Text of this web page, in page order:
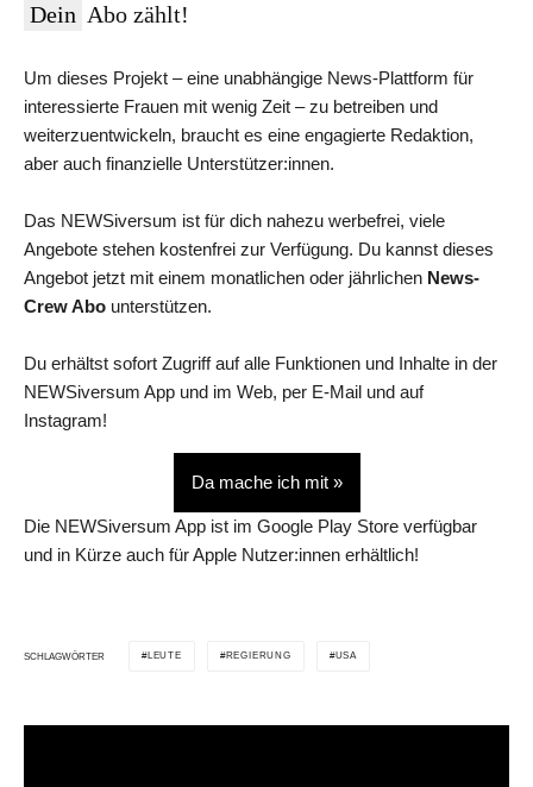
Dein Abo zählt!
Um dieses Projekt – eine unabhängige News-Plattform für
interessierte Frauen mit wenig Zeit – zu betreiben und
weiterzuentwickeln, braucht es eine engagierte Redaktion,
aber auch finanzielle Unterstützer:innen.
Das NEWSiversum ist für dich nahezu werbefrei, viele
Angebote stehen kostenfrei zur Verfügung. Du kannst dieses
Angebot jetzt mit einem monatlichen oder jährlichen News-
Crew Abo unterstützen.
Du erhältst sofort Zugriff auf alle Funktionen und Inhalte in der
NEWSiversum App und im Web, per E-Mail und auf
Instagram!
Da mache ich mit »
Die NEWSiversum App ist im Google Play Store verfügbar
und in Kürze auch für Apple Nutzer:innen erhältlich!
SCHLAGWÖRTER LEUTE REGIERUNG USA